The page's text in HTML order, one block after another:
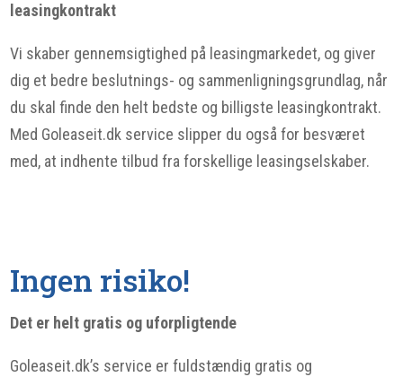
leasingkontrakt
Vi skaber gennemsigtighed på leasingmarkedet, og giver
dig et bedre beslutnings- og sammenligningsgrundlag, når
du skal finde den helt bedste og billigste leasingkontrakt.
Med Goleaseit.dk service slipper du også for besværet
med, at indhente tilbud fra forskellige leasingselskaber.
Ingen risiko!
Det er helt gratis og uforpligtende
Goleaseit.dk’s service er fuldstændig gratis og